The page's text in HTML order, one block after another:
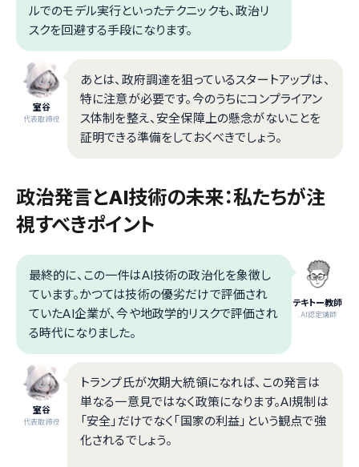
ルでのモデル実行といったテクニックも、政治リ
スクを回避する手段になります。
室谷
代表取締役
あとは、政府調達を狙っているスタートアップは、
特に注意が必要です。今のうちにコンプライアン
ス体制を整え、安全保障上の懸念がないことを
証明できる準備をしておくべきでしょう。
政治発言とAI技術の未来：私たちが注
視すべきポイント
テキトー教師
.AI認定講師
最終的に、この一件はAI技術の政治化を象徴し
ています。かつては技術の優劣だけで評価され
ていたAI企業が、今や地政学的リスクで評価され
る時代になりました。
室谷
代表取締役
トランプ氏が次期大統領になれば、この発言は
単なる一意見ではなく政策になります。AI規制は
「安全」だけでなく「国家の利益」という観点で強
化されるでしょう。